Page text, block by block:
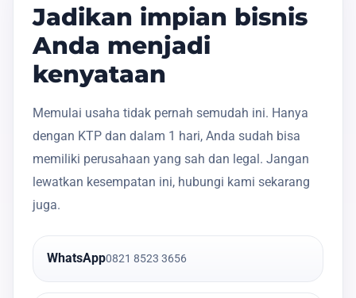
Jadikan impian bisnis
Anda menjadi
kenyataan
Memulai usaha tidak pernah semudah ini. Hanya
dengan KTP dan dalam 1 hari, Anda sudah bisa
memiliki perusahaan yang sah dan legal. Jangan
lewatkan kesempatan ini, hubungi kami sekarang
juga.
WhatsApp0821 8523 3656